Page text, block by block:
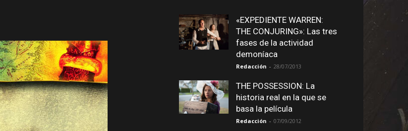
«EXPEDIENTE WARREN:
THE CONJURING»: Las tres
fases de la actividad
demoníaca
Redacción - 28/07/2013
THE POSSESSION: La
historia real en la que se
basa la película
Redacción - 07/09/2012